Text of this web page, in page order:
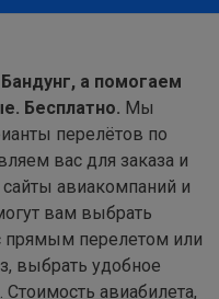
а помогаем
Бесплатно. Мы
перелётов по
вас для заказа и
авиакомпаний и
вам выбрать
перелетом или
выбрать удобное
авиабилета,